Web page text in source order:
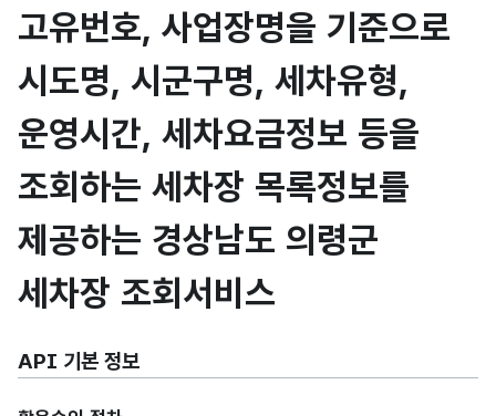
고유번호, 사업장명을 기준으로
시도명, 시군구명, 세차유형,
운영시간, 세차요금정보 등을
조회하는 세차장 목록정보를
제공하는 경상남도 의령군
세차장 조회서비스
API 기본 정보